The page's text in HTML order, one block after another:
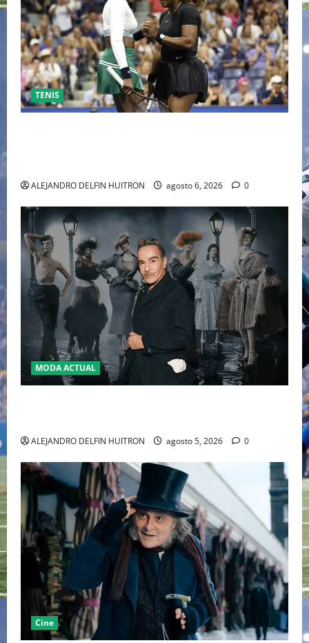
TENIS
ALEJANDRO DELFIN HUITRON agosto 6, 2026 0
MODA ACTUAL
ALEJANDRO DELFIN HUITRON agosto 5, 2026 0
Cine